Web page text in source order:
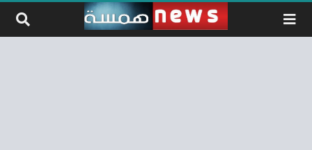
التخطي إلى المحتوى